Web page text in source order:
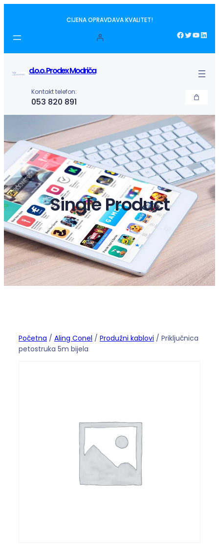
sadržaj
CIJENA OPRAVDAVA KVALITET!
Facebook Twitter YouTube LinkedIn
d.o.o. Prodex Modriča
Kontakt telefon:
053 820 891
Single Product
Početna / Aling Conel / Produžni kablovi / Priključnica
petostruka 5m bijela